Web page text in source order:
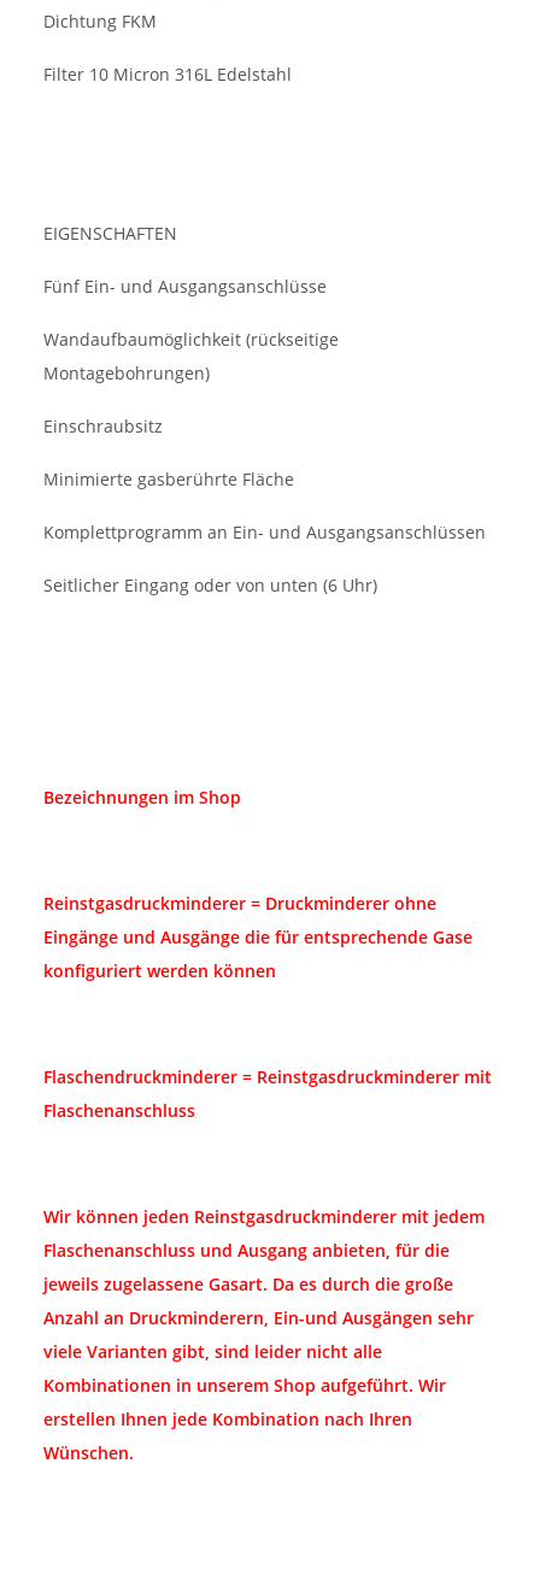
Dichtung FKM
Filter 10 Micron 316L Edelstahl
EIGENSCHAFTEN
Fünf Ein- und Ausgangsanschlüsse
Wandaufbaumöglichkeit (rückseitige
Montagebohrungen)
Einschraubsitz
Minimierte gasberührte Fläche
Komplettprogramm an Ein- und Ausgangsanschlüssen
Seitlicher Eingang oder von unten (6 Uhr)
Bezeichnungen im Shop
Reinstgasdruckminderer = Druckminderer ohne
Eingänge und Ausgänge die für entsprechende Gase
konfiguriert werden können
Flaschendruckminderer = Reinstgasdruckminderer mit
Flaschenanschluss
Wir können jeden Reinstgasdruckminderer mit jedem
Flaschenanschluss und Ausgang anbieten, für die
jeweils zugelassene Gasart. Da es durch die große
Anzahl an Druckminderern, Ein-und Ausgängen sehr
viele Varianten gibt, sind leider nicht alle
Kombinationen in unserem Shop aufgeführt. Wir
erstellen Ihnen jede Kombination nach Ihren
Wünschen.